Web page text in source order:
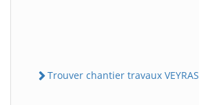
Trouver chantier travaux VEYRAS